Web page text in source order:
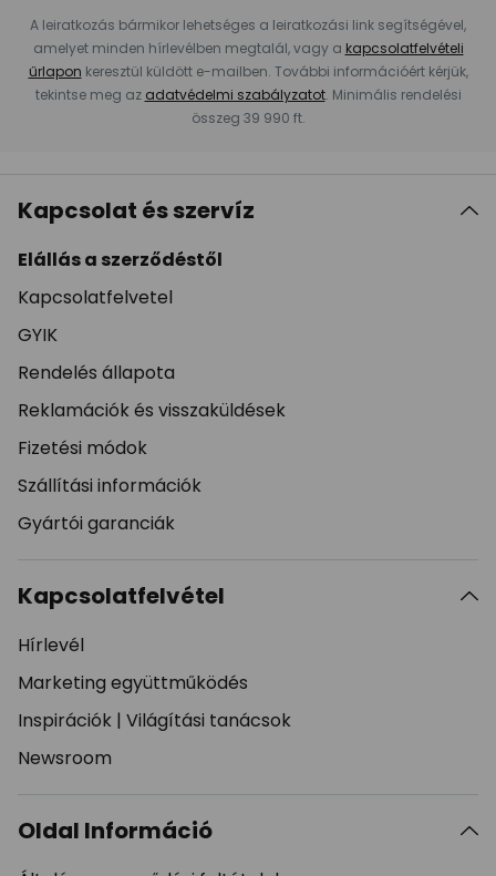
A leiratkozás bármikor lehetséges a leiratkozási link segítségével,
amelyet minden hírlevélben megtalál, vagy a kapcsolatfelvételi
űrlapon keresztül küldött e-mailben. További információért kérjük,
tekintse meg az adatvédelmi szabályzatot. Minimális rendelési
összeg 39 990 ft.
Kapcsolat és szervíz
Elállás a szerződéstől
Kapcsolatfelvetel
GYIK
Rendelés állapota
Reklamációk és visszaküldések
Fizetési módok
Szállítási információk
Gyártói garanciák
Kapcsolatfelvétel
Hírlevél
Marketing együttműködés
Inspirációk | Világítási tanácsok
Newsroom
Oldal Információ